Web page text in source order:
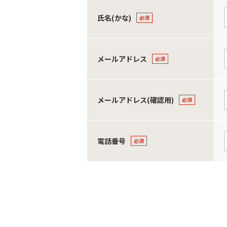
氏名(かな)
メールアドレス
メールアドレス(確認用)
電話番号